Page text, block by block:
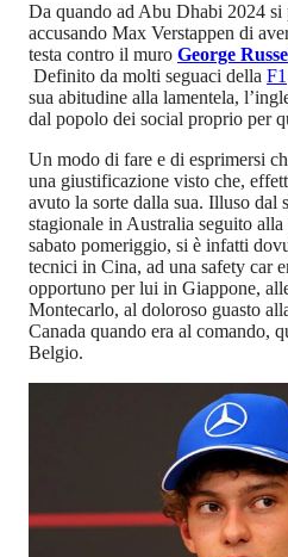
Da quando ad Abu Dhabi 2024 si
accusando Max Verstappen di
testa contro il muro George
Definito da molti seguaci della F1
sua abitudine alla lamentela,
dal popolo dei social proprio per
Un modo di fare e di esprimersi
una giustificazione visto che,
avuto la sorte dalla sua. Illuso dal
stagionale in Australia seguito
sabato pomeriggio, si è infatti
tecnici in Cina, ad una safety car
opportuno per lui in Giappone,
Montecarlo, al doloroso guasto
Canada quando era al comando,
Belgio.